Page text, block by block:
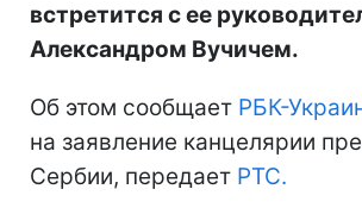
встретится с ее
Александром Вучичем.
Об этом сообщает РБК-
на заявление канцелярии
Сербии, передает РТС.